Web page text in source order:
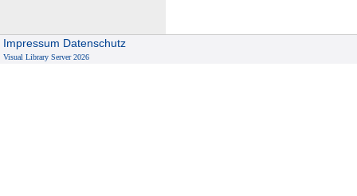
Impressum Datenschutz
Visual Library Server 2026